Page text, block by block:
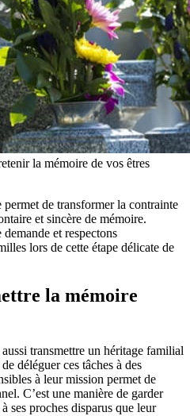
la mémoire de vos êtres
de transformer la contrainte
et sincère de mémoire.
et respectons
lors de cette étape délicate de
la mémoire
transmettre un héritage familial
déléguer ces tâches à des
à leur mission permet de
C’est une manière de garder
ses proches disparus que leur